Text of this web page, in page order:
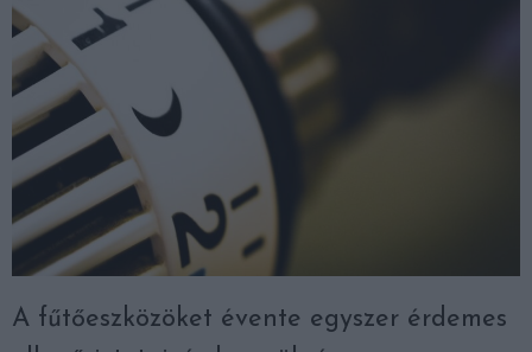
A fűtőeszközöket évente egyszer érdemes